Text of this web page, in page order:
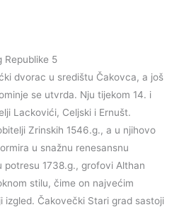
Republike 5
dvorac u središtu Čakovca, a još
se utvrda. Nju tijekom 14. i
Lackovići, Celjski i Ernušt.
Zrinskih 1546.g., a u njihovo
u snažnu renesansnu
1738.g., grofovi Althan
stilu, čime on najvećim
izgled. Čakovečki Stari grad sastoji